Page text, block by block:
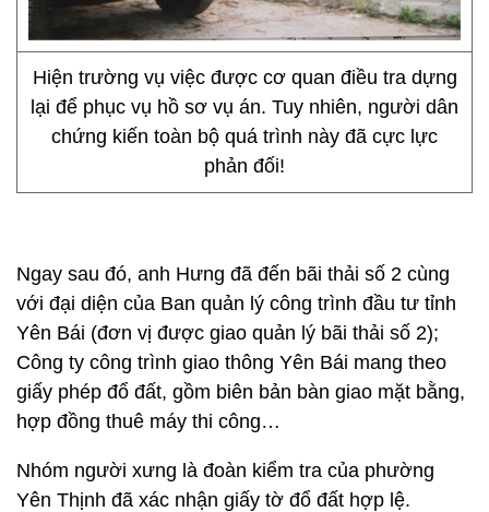
Hiện trường vụ việc được cơ quan điều tra dựng
lại để phục vụ hồ sơ vụ án. Tuy nhiên, người dân
chứng kiến toàn bộ quá trình này đã cực lực
phản đối!
Ngay sau đó, anh Hưng đã đến bãi thải số 2 cùng
với đại diện của Ban quản lý công trình đầu tư tỉnh
Yên Bái (đơn vị được giao quản lý bãi thải số 2);
Công ty công trình giao thông Yên Bái mang theo
giấy phép đổ đất, gồm biên bản bàn giao mặt bằng,
hợp đồng thuê máy thi công…
Nhóm người xưng là đoàn kiểm tra của phường
Yên Thịnh đã xác nhận giấy tờ đổ đất hợp lệ.